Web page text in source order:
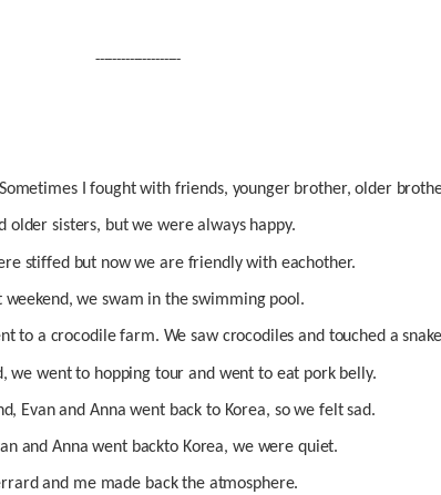
--------------------
I fought with friends, younger brother, older
older sisters, but we were always happy.
stiffed but now we are friendly with eachother.
weekend, we swam in the swimming pool.
to a crocodile farm. We saw crocodiles and touched a
we went to hopping tour and went to eat pork belly.
Evan and Anna went back to Korea, so we felt sad.
and Anna went backto Korea, we were quiet.
and me made back the atmosphere.